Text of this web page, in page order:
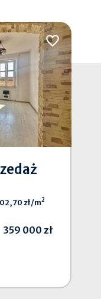
Dodaj do
zł/m2
359 000 zł